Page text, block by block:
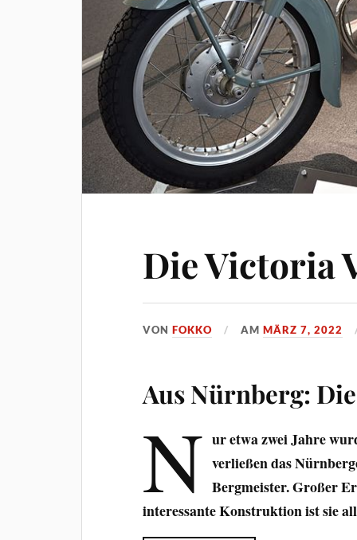
Die Victoria
VONFOKKO AMMÄRZ 7, 2022
Aus Nürnberg:
N ur etwa zwei Jahre
verließen das
Bergmeister. Großer
interessante Konstruktion ist sie